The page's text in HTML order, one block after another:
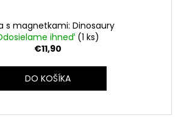
s magnetkami: Dinosaury
ihneď (1 ks)
€11,90
DO KOŠÍKA